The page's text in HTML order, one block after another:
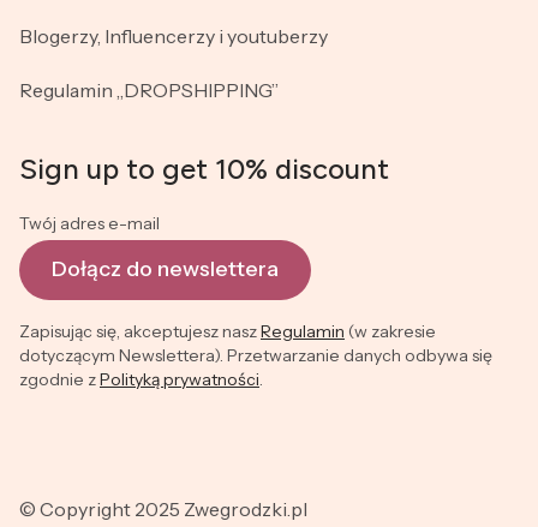
Blogerzy, Influencerzy i youtuberzy
Regulamin „DROPSHIPPING”
Sign up to get 10% discount
Twój adres e-mail
Dołącz do newslettera
Zapisując się, akceptujesz naszRegulamin (w zakresie
dotyczącym Newslettera). Przetwarzanie danych odbywa się
zgodnie zPolityką prywatności
© Copyright 2025 Zwegrodzki.pl